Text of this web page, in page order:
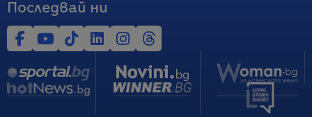
Последвай ни